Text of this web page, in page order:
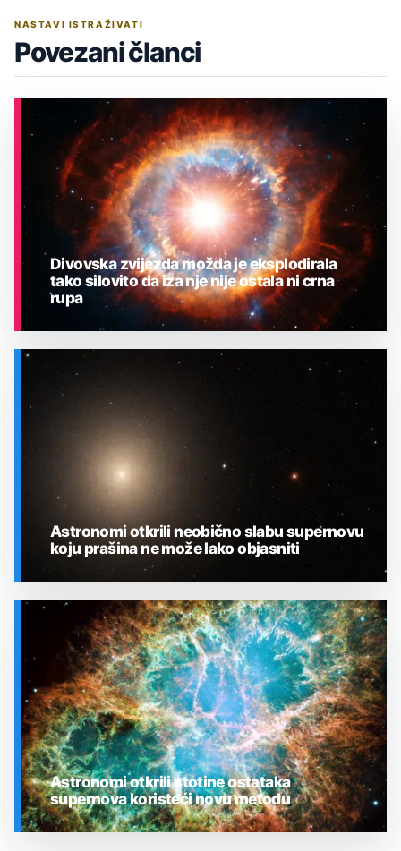
NASTAVI ISTRAŽIVATI
Povezani članci
ASTRONOMIJA
Divovska zvijezda možda je eksplodirala
tako silovito da iza nje nije ostala ni crna
rupa
SVEMIR
Astronomi otkrili neobično slabu supernovu
koju prašina ne može lako objasniti
Astronomi otkrili stotine ostataka
supernova koristeći novu metodu